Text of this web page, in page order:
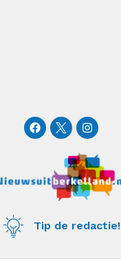
F
a
o
o
I
n
t
a
g
r
a
Tip de redactie!